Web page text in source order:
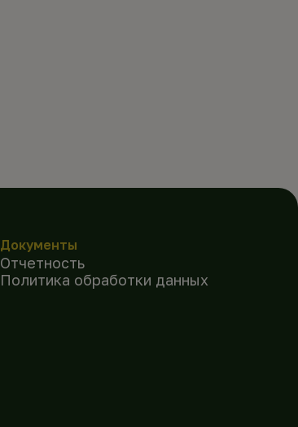
Документы
Отчетность
Политика обработки данных